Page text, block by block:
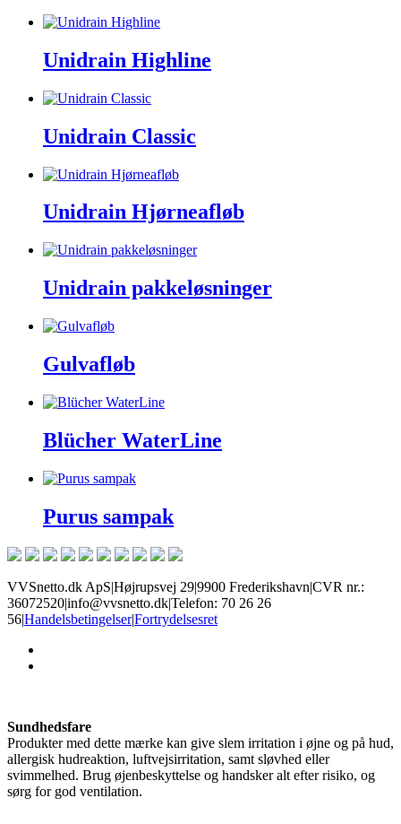
Unidrain Highline
Unidrain Classic
Unidrain Hjørneafløb
Unidrain pakkeløsninger
Gulvafløb
Blücher WaterLine
Purus sampak
VVSnetto.dk ApS|Højrupsvej 29|9900 Frederikshavn|CVR nr.:
36072520|info@vvsnetto.dk|Telefon: 70 26 26
56|Handelsbetingelser|Fortrydelsesret
Sundhedsfare
Produkter med dette mærke kan give slem irritation i øjne og på hud,
allergisk hudreaktion, luftvejsirritation, samt sløvhed eller
svimmelhed. Brug øjenbeskyttelse og handsker alt efter risiko, og
sørg for god ventilation.